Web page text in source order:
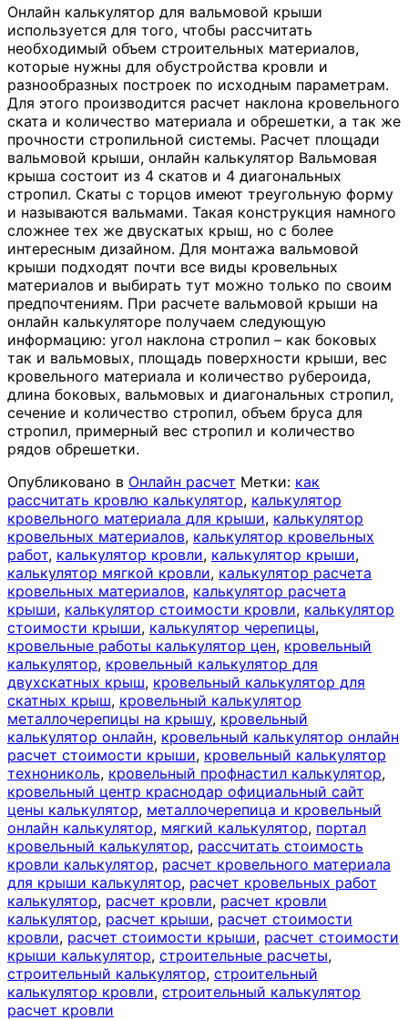
Онлайн калькулятор для вальмовой крыши
используется для того, чтобы рассчитать
необходимый объем строительных материалов,
которые нужны для обустройства кровли и
разнообразных построек по исходным параметрам.
Для этого производится расчет наклона кровельного
ската и количество материала и обрешетки, а так же
прочности стропильной системы. Расчет площади
вальмовой крыши, онлайн калькулятор Вальмовая
крыша состоит из 4 скатов и 4 диагональных
стропил. Скаты с торцов имеют треугольную форму
и называются вальмами. Такая конструкция намного
сложнее тех же двускатых крыш, но с более
интересным дизайном. Для монтажа вальмовой
крыши подходят почти все виды кровельных
материалов и выбирать тут можно только по своим
предпочтениям. При расчете вальмовой крыши на
онлайн калькуляторе получаем следующую
информацию: угол наклона стропил – как боковых
так и вальмовых, площадь поверхности крыши, вес
кровельного материала и количество рубероида,
длина боковых, вальмовых и диагональных стропил,
сечение и количество стропил, объем бруса для
стропил, примерный вес стропил и количество
рядов обрешетки.
Опубликовано в Онлайн расчет Метки: как
рассчитать кровлю калькулятор, калькулятор
кровельного материала для крыши, калькулятор
кровельных материалов, калькулятор кровельных
работ, калькулятор кровли, калькулятор крыши,
калькулятор мягкой кровли, калькулятор расчета
кровельных материалов, калькулятор расчета
крыши, калькулятор стоимости кровли, калькулятор
стоимости крыши, калькулятор черепицы,
кровельные работы калькулятор цен, кровельный
калькулятор, кровельный калькулятор для
двухскатных крыш, кровельный калькулятор для
скатных крыш, кровельный калькулятор
металлочерепицы на крышу, кровельный
калькулятор онлайн, кровельный калькулятор онлайн
расчет стоимости крыши, кровельный калькулятор
технониколь, кровельный профнастил калькулятор,
кровельный центр краснодар официальный сайт
цены калькулятор, металлочерепица и кровельный
онлайн калькулятор, мягкий калькулятор, портал
кровельный калькулятор, рассчитать стоимость
кровли калькулятор, расчет кровельного материала
для крыши калькулятор, расчет кровельных работ
калькулятор, расчет кровли, расчет кровли
калькулятор, расчет крыши, расчет стоимости
кровли, расчет стоимости крыши, расчет стоимости
крыши калькулятор, строительные расчеты,
строительный калькулятор, строительный
калькулятор кровли, строительный калькулятор
расчет кровли